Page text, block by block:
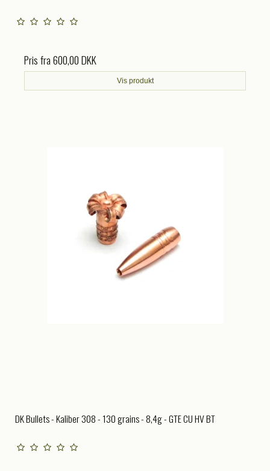
Pris fra600,00 DKK
Vis produkt
DK Bullets - Kaliber 308 - 130 grains - 8,4g - GTE CU HV BT